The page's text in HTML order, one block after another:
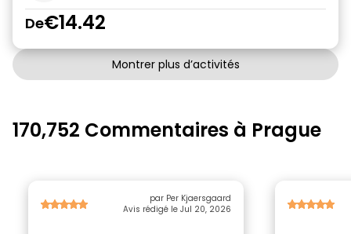
De€14.42
Montrer plus d’activités
170,752 Commentaires à Prague
par Per Kjaersgaard
Avis rédigé le Jul 20, 2026